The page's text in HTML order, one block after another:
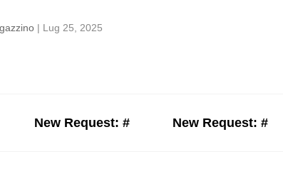
| Lug 25, 2025
New Request: # New Request: #